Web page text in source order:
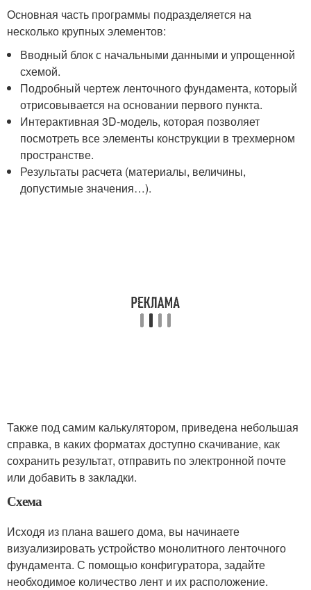
Основная часть программы подразделяется на
несколько крупных элементов:
Вводный блок с начальными данными и упрощенной
схемой.
Подробный чертеж ленточного фундамента, который
отрисовывается на основании первого пункта.
Интерактивная 3D-модель, которая позволяет
посмотреть все элементы конструкции в трехмерном
пространстве.
Результаты расчета (материалы, величины,
допустимые значения…).
Также под самим калькулятором, приведена небольшая
справка, в каких форматах доступно скачивание, как
сохранить результат, отправить по электронной почте
или добавить в закладки.
Схема
Исходя из плана вашего дома, вы начинаете
визуализировать устройство монолитного ленточного
фундамента. С помощью конфигуратора, задайте
необходимое количество лент и их расположение.